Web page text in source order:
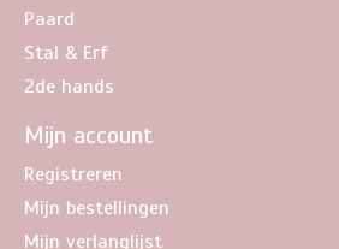
Paard
Stal & Erf
2de hands
Mijn account
Registreren
Mijn bestellingen
Mijn verlanglijst